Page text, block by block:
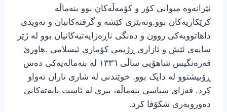
ئێرانەوە میوانی کۆر و کۆمەڵەکان بوو بنەماڵه
کرێکاریەکان بوو.وتەبێژی کێشه و گرفتەکانیان و نەویدی
داهاتوویەکی روون و دەنگی ناڕەزایەتیەکانیان بوو لە ژێر
سایەی ئێش و ئازاری ڕژیمی کۆماری ئیسلامی .هاورێ
فەرەنگیس شاهۆیی ساڵی ١٣٣٦ له بنەمالەیەکی دەس
ڕۆییشتوو لە دایک بوو. خوێندنی لە شاری تاران تەواو
کرد. فەزای سیاسی بنەماڵه، بیری لە ئاست بابەتەکانی
دەوروبەری شکۆفا کرد.